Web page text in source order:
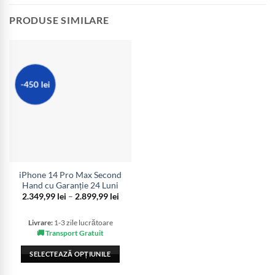
PRODUSE SIMILARE
-450 lei
iPhone 14 Pro Max Second
Hand cu Garanție 24 Luni
2.349,99 lei – 2.899,99 leiInterval
2.899,99 lei
Livrare:1-3 zile lucrătoare
🚚 Transport Gratuit
SELECTEAZĂ OPȚIUNILE